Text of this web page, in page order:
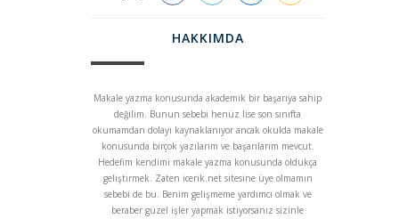
HAKKIMDA
Makale yazma konusunda akademik bir başarıya sahip
değilim. Bunun sebebi henüz lise son sınıfta
okumamdan dolayı kaynaklanıyor ancak okulda makale
konusunda birçok yazılarım ve başarılarım mevcut.
Hedefim kendimi makale yazma konusunda oldukça
geliştirmek. Zaten icerik.net sitesine üye olmamın
sebebi de bu. Benim gelişmeme yardımcı olmak ve
beraber güzel işler yapmak istiyorsanız sizinle